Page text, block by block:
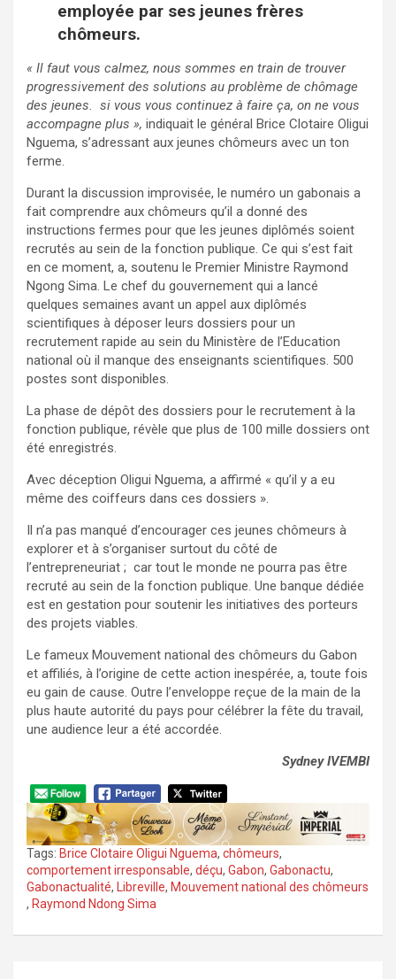
employée par ses jeunes frères
chômeurs.
« Il faut vous calmez, nous sommes en train de trouver
progressivement des solutions au problème de chômage
des jeunes. si vous vous continuez à faire ça, on ne vous
accompagne plus », indiquait le général Brice Clotaire Oligui
Nguema, s’adressant aux jeunes chômeurs avec un ton
ferme.
Durant la discussion improvisée, le numéro un gabonais a
fait comprendre aux chômeurs qu’il a donné des
instructions fermes pour que les jeunes diplômés soient
recrutés au sein de la fonction publique. Ce qui s’est fait
en ce moment, a, soutenu le Premier Ministre Raymond
Ngong Sima. Le chef du gouvernement qui a lancé
quelques semaines avant un appel aux diplômés
scientifiques à déposer leurs dossiers pour un
recrutement rapide au sein du Ministère de l’Education
national où il manque des enseignants scientifiques. 500
postes sont disponibles.
La phase de dépôt des dossiers pour le recrutement à la
fonction publique, révèle que plus de 100 mille dossiers ont
été enregistrés.
Avec déception Oligui Nguema, a affirmé « qu’il y a eu
même des coiffeurs dans ces dossiers ».
Il n’a pas manqué d’encourager ces jeunes chômeurs à
explorer et à s’organiser surtout du côté de
l’entrepreneuriat ; car tout le monde ne pourra pas être
recruté au sein de la fonction publique. Une banque dédiée
est en gestation pour soutenir les initiatives des porteurs
des projets viables.
Le fameux Mouvement national des chômeurs du Gabon
et affiliés, à l’origine de cette action inespérée, a, toute fois
eu gain de cause. Outre l’enveloppe reçue de la main de la
plus haute autorité du pays pour célébrer la fête du travail,
une audience leur a été accordée.
Sydney IVEMBI
Tags: Brice Clotaire Oligui Nguema, chômeurs,
comportement irresponsable, déçu, Gabon, Gabonactu,
Gabonactualité, Libreville, Mouvement national des chômeurs
, Raymond Ndong Sima